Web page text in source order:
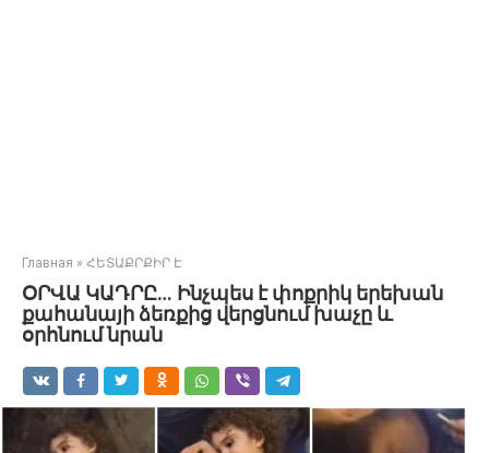
Главная » ՀԵՏԱՔՐՔԻՐ Է
ՕՐՎԱ ԿԱԴՐԸ… Ինչպես է փոքրիկ երեխան
քահանայի ձեռքից վերցնում խաչը և
օրհնում նրան